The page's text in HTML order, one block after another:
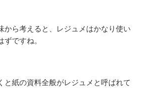
から考えると、レジュメはかなり使い
ずですね。
と紙の資料全般がレジュメと呼ばれて